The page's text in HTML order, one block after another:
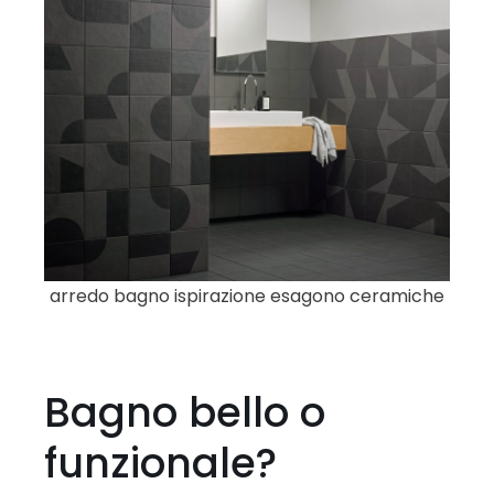
arredo bagno ispirazione esagono ceramiche
Bagno bello o
funzionale?